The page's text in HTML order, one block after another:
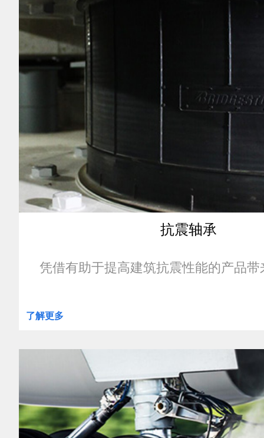
image
of
Bridgestone
World
Solar
抗震轴承
凭借有助于提高建筑抗震性能的产品
了解更多
World
Solar